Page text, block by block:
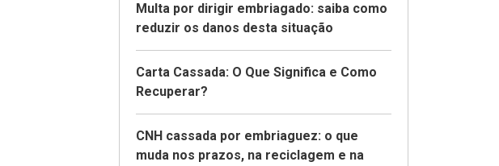
Multa por dirigir embriagado: saiba como
reduzir os danos desta situação
Carta Cassada: O Que Significa e Como
Recuperar?
CNH cassada por embriaguez: o que
muda nos prazos, na reciclagem e na